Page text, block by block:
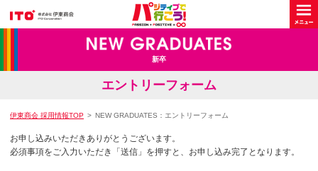
新卒
エントリーフォーム
伊東商会 採用情報TOP NEW GRADUATES：エントリーフォーム
お申し込みいただきありがとうございます。
必須事項をご入力いただき「送信」を押すと、お申し込み完了となります。